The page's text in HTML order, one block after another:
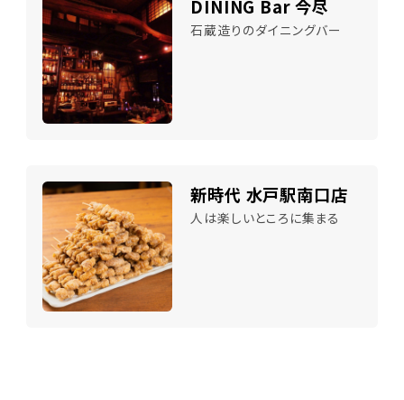
DINING Bar 今尽
石蔵造りのダイニングバー
新時代 水戸駅南口店
人は楽しいところに集まる